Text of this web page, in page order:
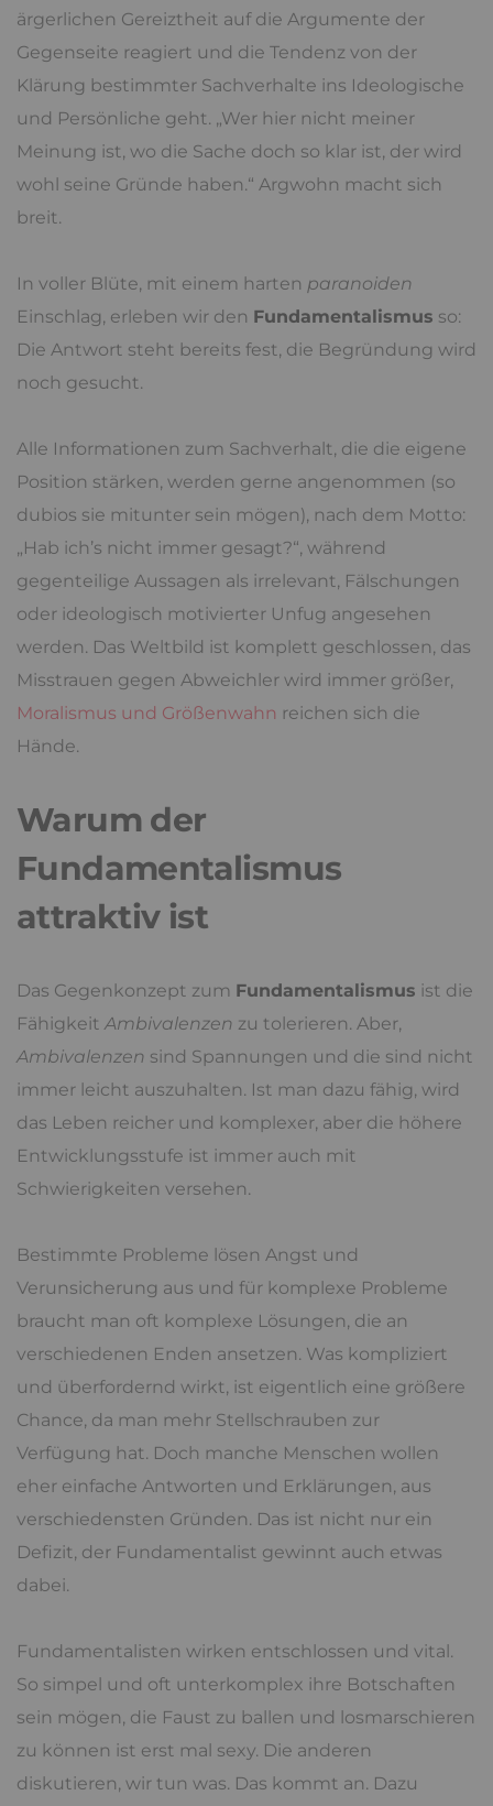
In der moderaten Form erkennt man wohl, dass die
eigene Lieblingsursache nur eine von vielen
Möglichkeiten der Erklärung ist, aber man neigt
dazu, den Strauß an Möglichkeiten auf sehr wenige
oder nur eine Hauptursache zu reduzieren.
In der nächsten Phase der Eskalation könnte man
ärgerlichen Gereiztheit auf die Argumente der
Gegenseite reagiert und die Tendenz von der
Klärung bestimmter Sachverhalte ins Ideologische
und Persönliche geht. „Wer hier nicht meiner
wohl seine Gründe haben.“ Argwohn macht sich
breit.
In voller Blüte, mit einem harten paranoiden
Einschlag, erleben wir den Fundamentalismusso:
Die Antwort steht bereits fest, die Begründung wird
noch gesucht.
Alle Informationen zum Sachverhalt, die die eigene
Position stärken, werden gerne angenommen (so
„Hab ich’s nicht immer gesagt?“, während
gegenteilige Aussagen als irrelevant, Fälschungen
werden. Das Weltbild ist komplett geschlossen, das
Moralismus und Größenwahnreichen sich die
Hände.
Warum der
Fundamentalismus
attraktiv ist
Das Gegenkonzept zumFundamentalismus
FähigkeitAmbivalenzen zu tolerieren. Aber,
Ambivalenzensind Spannungen und die sind nicht
immer leicht auszuhalten. Ist man dazu fähig, wird
das Leben reicher und komplexer, aber die höhere
Entwicklungsstufe ist immer auch mit
Schwierigkeiten versehen.
Bestimmte Probleme lösen Angst und
Verunsicherung aus und für komplexe Probleme
braucht man oft komplexe Lösungen, die an
und überfordernd wirkt, ist eigentlich eine größere
Chance, da man mehr Stellschrauben zur
Verfügung hat. Doch manche Menschen wollen
eher einfache Antworten und Erklärungen, aus
verschiedensten Gründen. Das ist nicht nur ein